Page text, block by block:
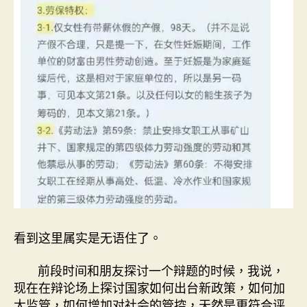
看到这里属实是无语住了。
前段时间和朋友探讨一个辩题的时候，我说，
现在在辩论场上探讨国家如何出台新政策，如何加